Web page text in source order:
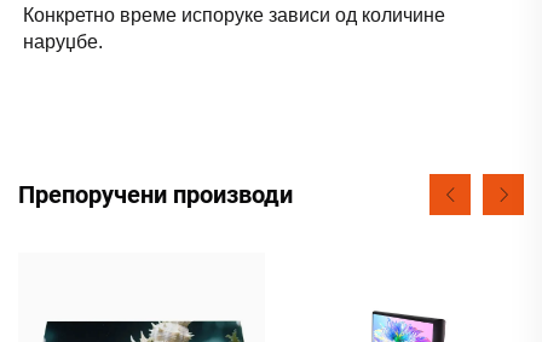
Конкретно време испоруке зависи од количине
наруџбе.
Препоручени производи